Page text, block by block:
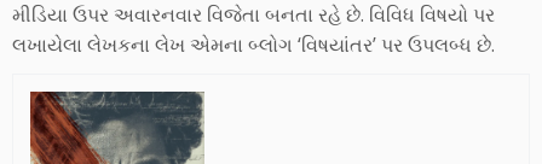
મીડિયા ઉપર અવારનવાર વિજેતા બનતા રહે છે. વિવિધ વિષયો પર
લખાયેલા લેખકના લેખ એમના બ્લોગ ‘વિષયાંતર’ પર ઉપલબ્ધ છે.